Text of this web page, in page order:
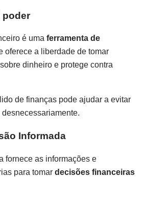
poder
é uma ferramenta de
oferece a liberdade de tomar
dinheiro e protege contra
de finanças pode ajudar a evitar
Informada
fornece as informações e
para tomar decisões financeiras